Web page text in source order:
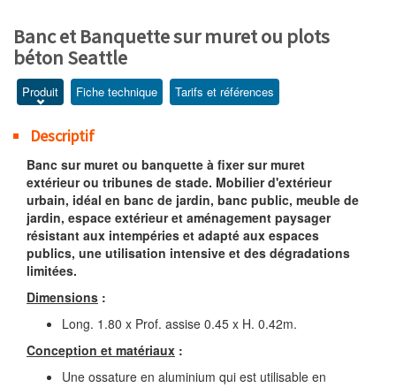
Banc et Banquette sur muret ou plots
béton Seattle
Produit Fiche technique Tarifs et références
Descriptif
Banc sur muret ou banquette à fixer sur muret
extérieur ou tribunes de stade. Mobilier d'extérieur
urbain, idéal en banc de jardin, banc public, meuble de
jardin, espace extérieur et aménagement paysager
résistant aux intempéries et adapté aux espaces
publics, une utilisation intensive et des dégradations
limitées.
Dimensions :
Long. 1.80 x Prof. assise 0.45 x H. 0.42m.
Conception et matériaux :
Une ossature en aluminium qui est utilisable en